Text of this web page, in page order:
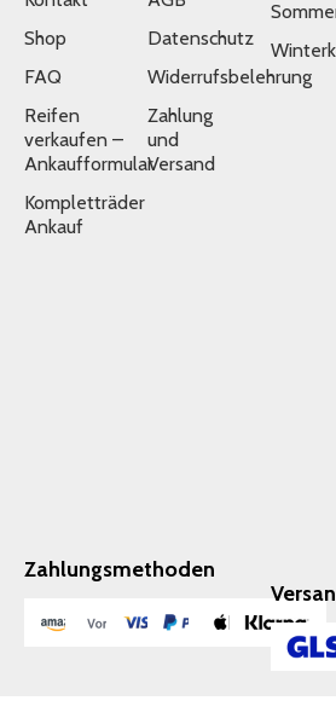
Shop
FAQ
Reifen
verkaufen –
Ankaufformular
Kompletträder
Ankauf
Datenschutz
Widerrufsbelehrung
Zahlung
und
Versand
Zahlungsmethoden